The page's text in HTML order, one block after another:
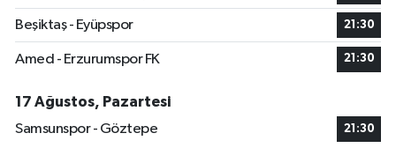
Beşiktaş - Eyüpspor 21:30
Amed - Erzurumspor FK 21:30
17 Ağustos, Pazartesi
Samsunspor - Göztepe
21:30